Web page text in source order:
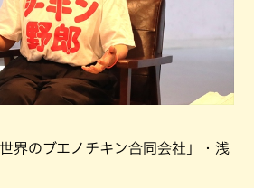
界のブエノチキン合同会社」・浅